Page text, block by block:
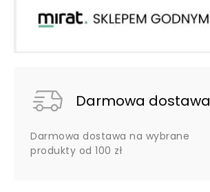
Darmowa dostawa
Darmowa dostawa na wybrane
produkty od 100 zł